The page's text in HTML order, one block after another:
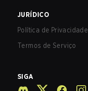
JURÍDICO
Política de Privacidade
Termos de Serviço
SIGA